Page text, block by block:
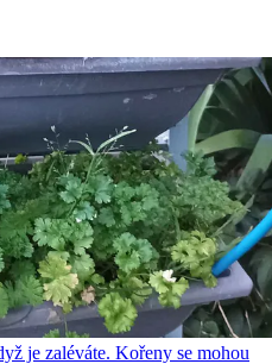
je zaléváte. Kořeny se mohou